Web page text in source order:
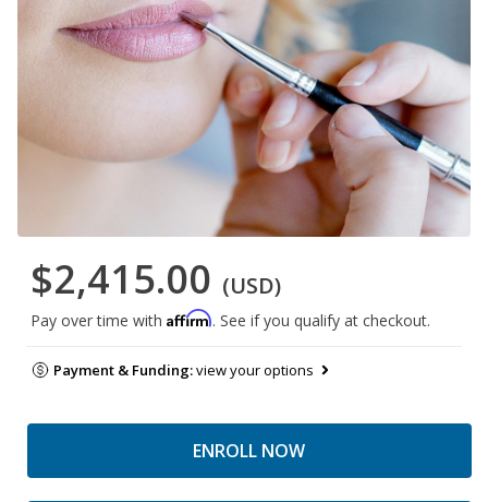
$2,415.00 (USD)
Pay over time with Affirm. See if you qualify at checkout.
Payment & Funding:view your options
ENROLL NOW